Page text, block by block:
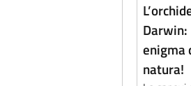
Darwin:
enigma
natura!